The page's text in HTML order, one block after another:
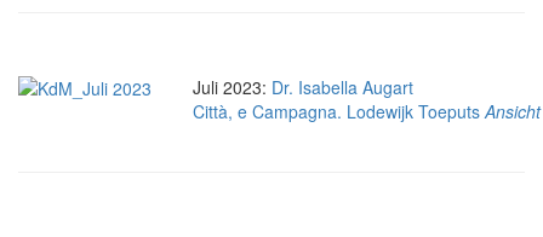
Juli 2023: Dr. Isabella Augart
Città, e Campagna. Lodewijk Toeputs